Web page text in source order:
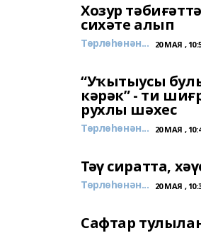
Хозур
сихәте алып
Төрлөһөнән... 20 МАЯ ,
“Уҡытыусы
кәрәк” - ти
рухлы шәхес
Төрлөһөнән... 20 МАЯ ,
Тәү сиратта,
Төрлөһөнән... 20 МАЯ ,
Сафтар